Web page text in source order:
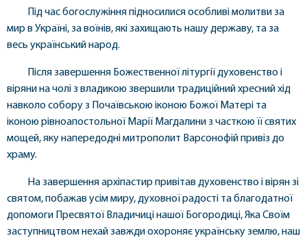
Під час богослужіння підносилися особливі молитви за
мир в Україні, за воїнів, які захищають нашу державу, та за
весь український народ.
Після завершення Божественної літургії духовенство і
віряни на чолі з владикою звершили традиційний хресний хід
навколо собору з Почаївською іконою Божої Матері та
іконою рівноапостольної Марії Магдалини з часткою її святих
мощей, яку напередодні митрополит Варсонофій привіз до
храму.
На завершення архіпастир привітав духовенство і вірян зі
святом, побажав усім миру, духовної радості та благодатної
допомоги Пресвятої Владичиці нашої Богородиці, Яка Своїм
заступництвом нехай завжди охороняє українську землю, наш